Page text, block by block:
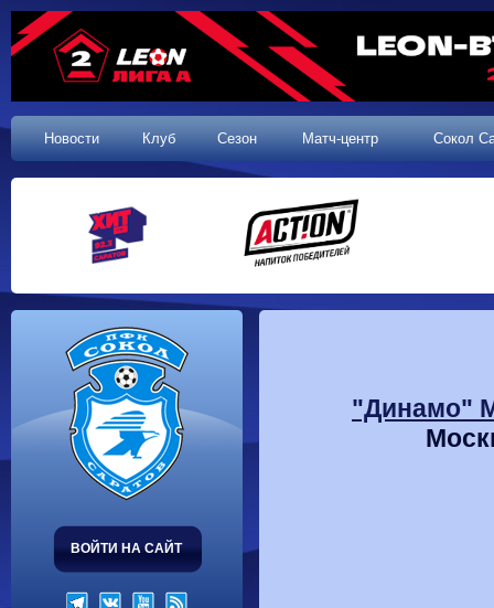
Новости Клуб Сезон Матч-центр Сокол
ВОЙТИ НА САЙТ
"Динамо"